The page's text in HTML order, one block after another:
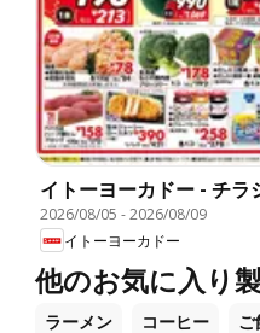
イトーヨーカドー - チラ
2026/08/05 -2026/08/09
イトーヨーカドー
他のお気に入り
ラーメン コーヒー ご